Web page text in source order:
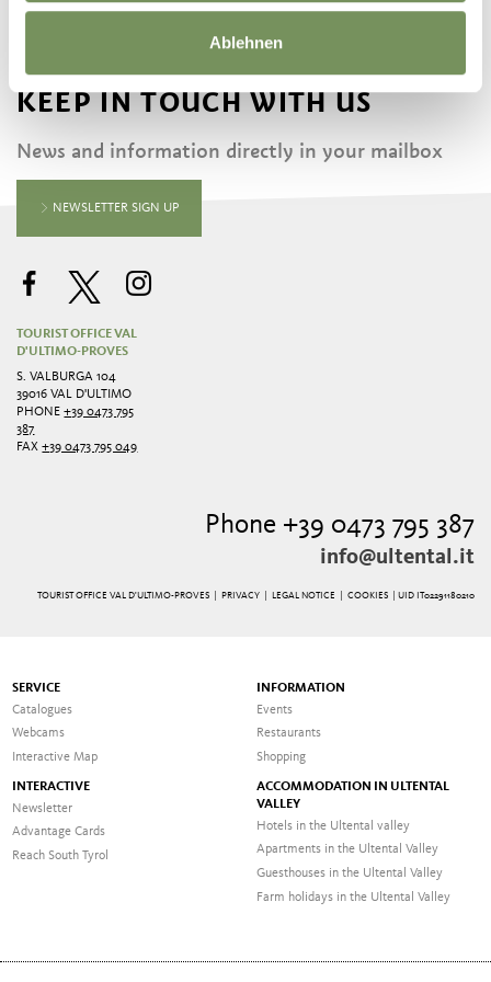
Ablehnen
KEEP IN TOUCH WITH US
News and information directly in your mailbox
NEWSLETTER SIGN UP
TOURIST OFFICE VAL
D'ULTIMO-PROVES
S. VALBURGA 104
39016 VAL D'ULTIMO
PHONE+39 0473 795
387
FAX+39 0473 795 049
Phone +39 0473 795 387
info@ultental.it
TOURIST OFFICE VAL D'ULTIMO-PROVES | PRIVACY| LEGAL NOTICE COOKIES | UID IT02291180210
SERVICE
Catalogues
Webcams
Interactive Map
INFORMATION
Events
Restaurants
Shopping
INTERACTIVE
Newsletter
Advantage Cards
Reach South Tyrol
ACCOMMODATION IN ULTENTAL
VALLEY
Hotels in the Ultental valley
Apartments in the Ultental Valley
Guesthouses in the Ultental Valley
Farm holidays in the Ultental Valley